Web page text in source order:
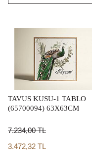
TAVUS KUSU-1 TABLO
(65700094) 63X63CM
7.234,00TL
3.472,32 TL